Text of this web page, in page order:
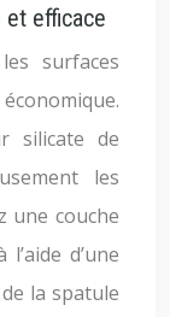
et efficace
surfaces
silicate de
les
une couche
d’une
la spatule